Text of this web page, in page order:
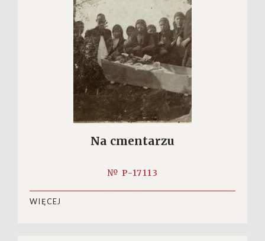
Na cmentarzu
№ P-17113
WIĘCEJ